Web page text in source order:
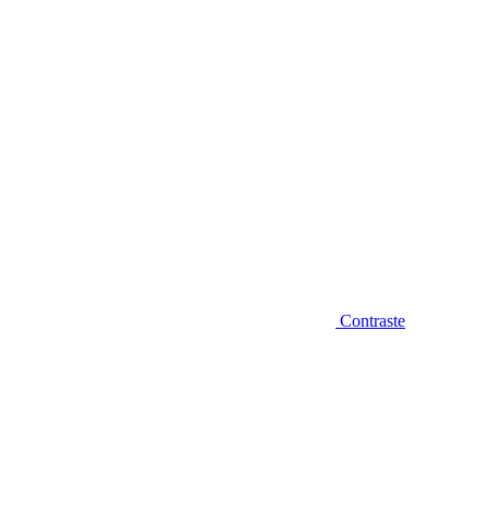
Contraste